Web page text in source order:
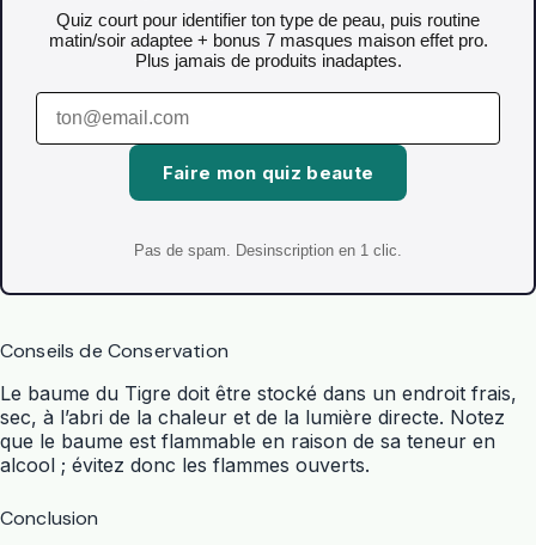
Quiz court pour identifier ton type de peau, puis routine
matin/soir adaptee + bonus 7 masques maison effet pro.
Plus jamais de produits inadaptes.
Faire mon quiz beaute
Pas de spam. Desinscription en 1 clic.
Conseils de Conservation
Le baume du Tigre doit être stocké dans un endroit frais,
sec, à l’abri de la chaleur et de la lumière directe. Notez
que le baume est flammable en raison de sa teneur en
alcool ; évitez donc les flammes ouverts.
Conclusion